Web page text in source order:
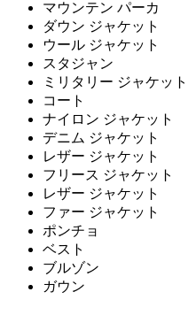
マウンテン パーカ
ダウン ジャケット
ウール ジャケット
スタジャン
ミリタリー ジャケット
コート
ナイロン ジャケット
デニム ジャケット
レザー ジャケット
フリース ジャケット
レザー ジャケット
ファー ジャケット
ポンチョ
ベスト
ブルゾン
ガウン